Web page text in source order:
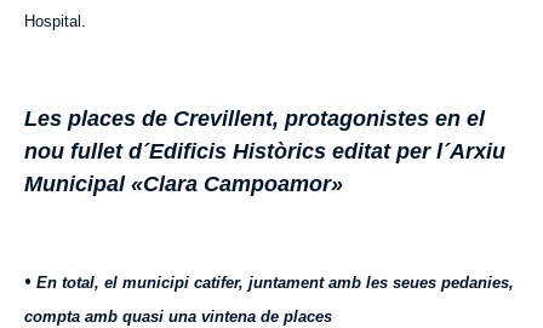
Hospital.
Les places de Crevillent, protagonistes en el
nou fullet d´Edificis Històrics editat per l´Arxiu
Municipal «Clara Campoamor»
• En total, el municipi catifer, juntament amb les seues pedanies,
compta amb quasi una vintena de places